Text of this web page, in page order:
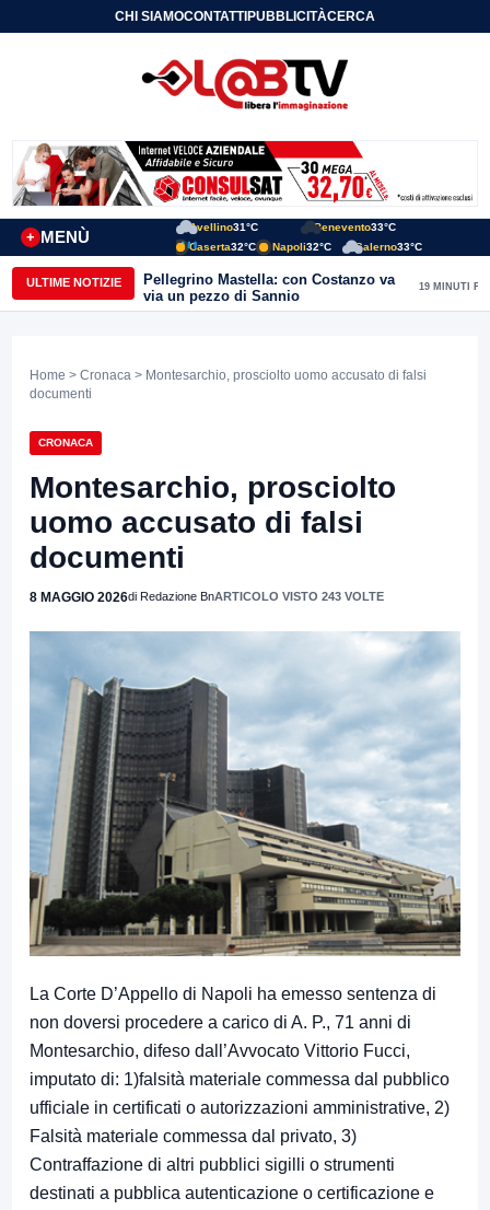
CHI SIAMOCONTATTIPUBBLICITÀCERCA
MENÙ
+
Avellino31°C Benevento33°C
Caserta32°C Napoli32°C Salerno33°C
ULTIME NOTIZIE
Pellegrino Mastella: con Costanzo va
via un pezzo di Sannio
19 MINUTI FA
Home > Cronaca > Montesarchio, prosciolto uomo accusato di falsi
documenti
CRONACA
Montesarchio, prosciolto
uomo accusato di falsi
documenti
8 MAGGIO 2026di Redazione BnARTICOLO VISTO 243 VOLTE
La Corte D’Appello di Napoli ha emesso sentenza di
non doversi procedere a carico di A. P., 71 anni di
Montesarchio, difeso dall’Avvocato Vittorio Fucci,
imputato di: 1)falsità materiale commessa dal pubblico
ufficiale in certificati o autorizzazioni amministrative, 2)
Falsità materiale commessa dal privato, 3)
Contraffazione di altri pubblici sigilli o strumenti
destinati a pubblica autenticazione o certificazione e